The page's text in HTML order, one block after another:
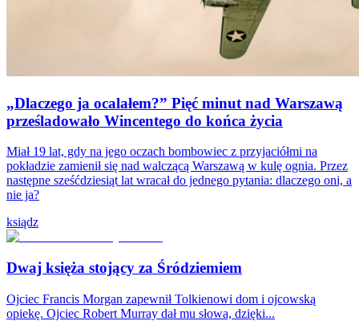
„Dlaczego ja ocalałem?” Pięć minut nad Warszawą
prześladowało Wincentego do końca życia
Miał 19 lat, gdy na jego oczach bombowiec z przyjaciółmi na
pokładzie zamienił się nad walczącą Warszawą w kulę ognia. Przez
następne sześćdziesiąt lat wracał do jednego pytania: dlaczego oni, a
nie ja?
ksiądz
Dwaj księża stojący za Śródziemiem
Ojciec Francis Morgan zapewnił Tolkienowi dom i ojcowską
opiekę. Ojciec Robert Murray dał mu słowa, dzięki...